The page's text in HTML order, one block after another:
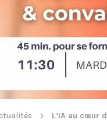
L’IA au cœur